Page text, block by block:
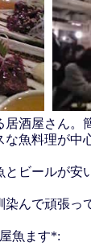
酒屋さん。
魚料理が中
とビールが
んで頑張っ
魚ます*: